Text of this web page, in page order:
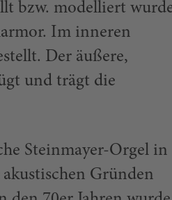
bzw. modelliert
Im inneren
Der äußere,
und trägt die
Steinmayer-Orgel in
Gründen